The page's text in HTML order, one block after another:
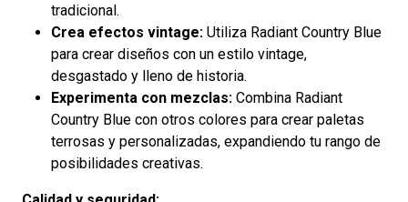
tradicional.
Crea efectos vintage: Utiliza Radiant Country Blue
para crear diseños con un estilo vintage,
desgastado y lleno de historia.
Experimenta con mezclas: Combina Radiant
Country Blue con otros colores para crear paletas
terrosas y personalizadas, expandiendo tu rango de
posibilidades creativas.